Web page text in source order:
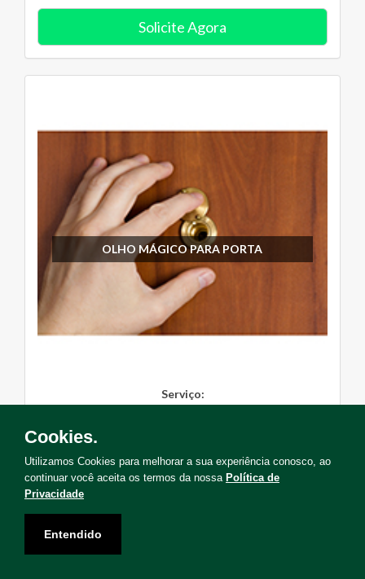
Solicite Agora
OLHO MÁGICO PARA PORTA
Serviço:
Cookies.
Utilizamos Cookies para melhorar a sua experiência conosco, ao
continuar você aceita os termos da nossa Política de
Privacidade
Entendido